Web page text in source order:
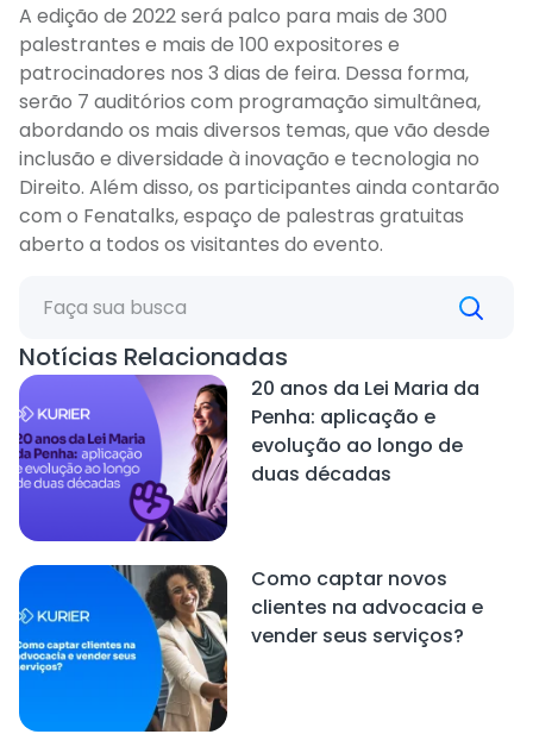
A edição de 2022 será palco para mais de 300
palestrantes e mais de 100 expositores e
patrocinadores nos 3 dias de feira. Dessa forma,
serão 7 auditórios com programação simultânea,
abordando os mais diversos temas, que vão desde
inclusão e diversidade à inovação e tecnologia no
Direito. Além disso, os participantes ainda contarão
com o Fenatalks, espaço de palestras gratuitas
aberto a todos os visitantes do evento.
Notícias Relacionadas
20 anos da Lei Maria da
Penha: aplicação e
evolução ao longo de
duas décadas
Como captar novos
clientes na advocacia e
vender seus serviços?